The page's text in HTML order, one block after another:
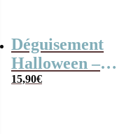
Déguisement
Halloween –
Sorcier – Adulte
15,90€